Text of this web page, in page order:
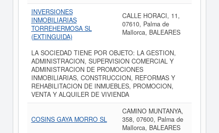
INVERSIONES
INMOBILIARIAS
TORREHERMOSA SL
(EXTINGUIDA)
CALLE HORACI, 11,
07610, Palma de
Mallorca, BALEARES
LA SOCIEDAD TIENE POR OBJETO: LA GESTION,
ADMINISTRACION, SUPERVISION COMERCIAL Y
ADMINISTRACION DE PROMOCIONES
INMOBILIARIAS, CONSTRUCCION, REFORMAS Y
REHABILITACION DE INMUEBLES, PROMOCION,
VENTA Y ALQUILER DE VIVIENDA
COSINS GAYA MORRO SL
CAMINO MUNTANYA,
358, 07600, Palma de
Mallorca, BALEARES